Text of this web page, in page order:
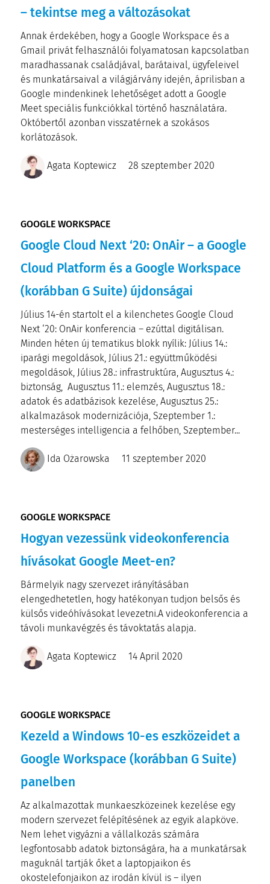
– tekintse meg a változásokat
Annak érdekében, hogy a Google Workspace és a
Gmail privát felhasználói folyamatosan kapcsolatban
maradhassanak családjával, barátaival, ügyfeleivel
és munkatársaival a világjárvány idején, áprilisban a
Google mindenkinek lehetőséget adott a Google
Meet speciális funkciókkal történő használatára.
Októbertől azonban visszatérnek a szokásos
korlátozások.
Agata Koptewicz 28 szeptember 2020
GOOGLE WORKSPACE
Google Cloud Next ‘20: OnAir – a Google
Cloud Platform és a Google Workspace
(korábban G Suite) újdonságai
Július 14-én startolt el a kilenchetes Google Cloud
Next ‘20: OnAir konferencia – ezúttal digitálisan.
Minden héten új tematikus blokk nyílik: Július 14.:
iparági megoldások, Július 21.: együttműködési
megoldások, Július 28.: infrastruktúra, Augusztus 4.:
biztonság, Augusztus 11.: elemzés, Augusztus 18.:
adatok és adatbázisok kezelése, Augusztus 25.:
alkalmazások modernizációja, Szeptember 1.:
mesterséges intelligencia a felhőben, Szeptember...
Ida Ożarowska 11 szeptember 2020
GOOGLE WORKSPACE
Hogyan vezessünk videokonferencia
hívásokat Google Meet-en?
Bármelyik nagy szervezet irányításában
elengedhetetlen, hogy hatékonyan tudjon belsős és
külsős videóhívásokat levezetni.A videokonferencia a
távoli munkavégzés és távoktatás alapja.
Agata Koptewicz 14 April 2020
GOOGLE WORKSPACE
Kezeld a Windows 10-es eszközeidet a
Google Workspace (korábban G Suite)
panelben
Az alkalmazottak munkaeszközeinek kezelése egy
modern szervezet felépítésének az egyik alapköve.
Nem lehet vigyázni a vállalkozás számára
legfontosabb adatok biztonságára, ha a munkatársak
maguknál tartják őket a laptopjaikon és
okostelefonjaikon az irodán kívül is – ilyen